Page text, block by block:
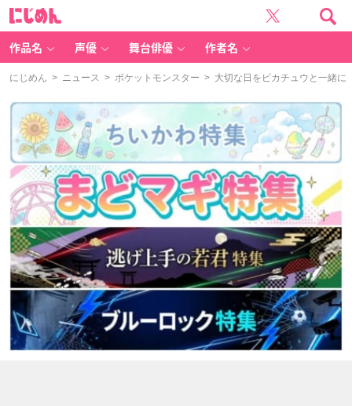
作品名 声優 舞台俳優 作者名
にじめん > ニュース > ポケットモンスター > 大切な日をピカチュウと一緒に